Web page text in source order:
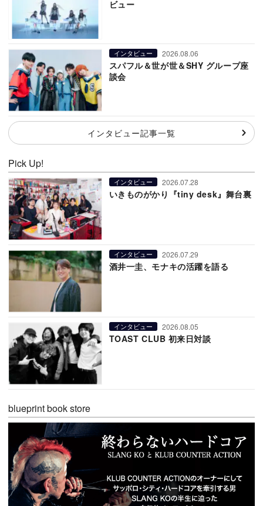
ビュー
インタビュー 2026.08.06
スパフル＆世が世＆SHY グループ座
談会
インタビュー記事一覧
Pick Up!
インタビュー 2026.07.28
いきものがかり『tiny desk』舞台裏
インタビュー 2026.07.29
酒井一圭、モナキの活躍を語る
インタビュー 2026.08.05
TOAST CLUB 初来日対談
blueprint book store